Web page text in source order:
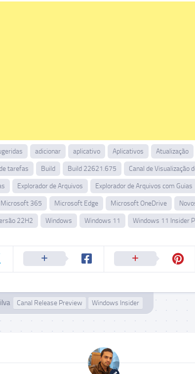
adicionar aplicativo Aplicativos Atualização
tarefas Build Build 22621.675 Canal de Visualização
Explorador de Arquivos Explorador de Arquivos com Guias
Microsoft 365 Microsoft Edge Microsoft OneDrive
22H2 Windows Windows 11 Windows 11 Insider
Canal Release Preview Windows Insider